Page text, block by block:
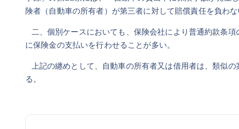
険者（自動車の所有者）が第三者に対して賠償責任を負わ
二、個別ケースにおいても、保険会社により普通約款条
に保険金の支払いを行わせることが多い。
上記の纏めとして、自動車の所有者又は借用者は、類似
る。